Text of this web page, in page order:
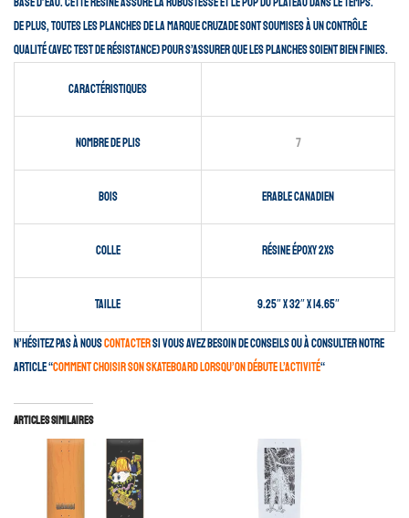
De plus, toutes les planches de la marque Cruzade sont soumises à un contrôle
qualité (avec test de résistance) pour s’assurer que les planches soient bien finies.
Caractéristiques
Nombre de plis 7
Bois Erable canadien
Colle Résine époxy 2XS
Taille 9.25″ x 32″ x 14.65″
N’hésitez pas à nouscontactersi vous avez besoin de conseils ou à consulter notre
article “comment choisir son skateboard lorsqu’on débute l’activité“
Articles similaires